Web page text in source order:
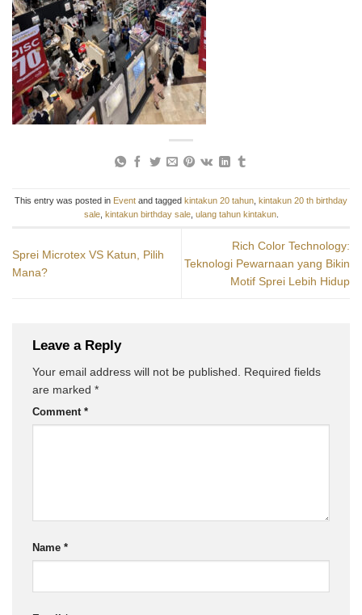
This entry was posted in Event and tagged kintakun 20 tahun kintakun 20 th birthday
sale, kintakun birthday sale, ulang tahun kintakun.
Sprei Microtex VS Katun, Pilih
Mana?
Rich Color Technology:
Teknologi Pewarnaan yang Bikin
Motif Sprei Lebih Hidup
Leave a Reply
Your email address will not be published. Required fields
are marked *
Comment *
Name *